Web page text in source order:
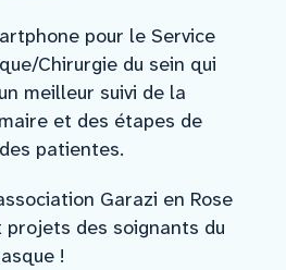
pour le Service
Chirurgie du sein qui
meilleur suivi de la
et des étapes de
patientes.
Garazi en Rose
projets des soignants du
!